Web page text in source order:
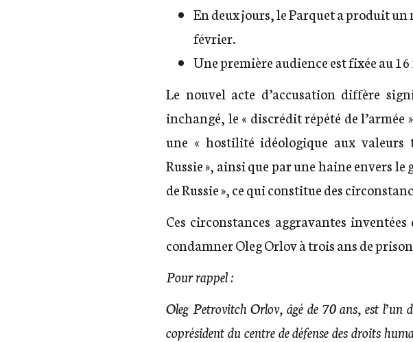
En deux jours, le Parquet a produit un
février.
Une première audience est fixée au
Le nouvel acte d’accusation diffère
inchangé, le « discrédit répété de
une « hostilité idéologique aux
Russie », ainsi que par une haine envers le
de Russie », ce qui constitue des
Ces circonstances aggravantes
condamner Oleg Orlov à trois ans de
Pour rappel :
Oleg Petrovitch Orlov, âgé de 70 ans, est
coprésident du centre de défense des droits